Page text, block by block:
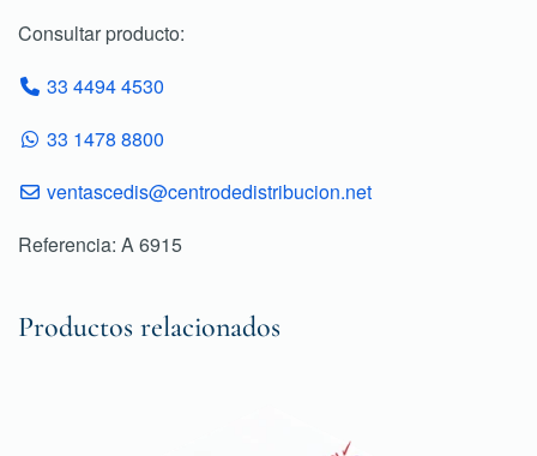
Consultar producto:
33 4494 4530
33 1478 8800
ventascedis@centrodedistribucion.net
Referencia: A 6915
Productos relacionados